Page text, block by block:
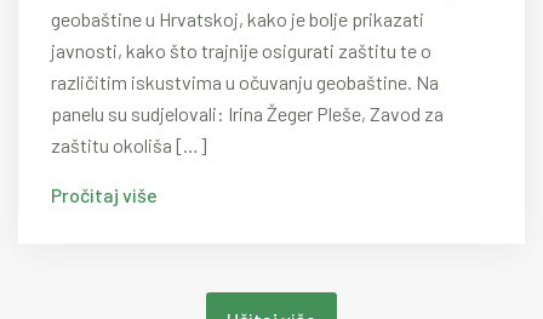
geobaštine u Hrvatskoj, kako je bolje prikazati
javnosti, kako što trajnije osigurati zaštitu te o
različitim iskustvima u očuvanju geobaštine. Na
panelu su sudjelovali: Irina Žeger Pleše, Zavod za
zaštitu okoliša […]
Pročitaj više